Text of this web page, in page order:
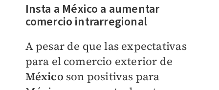
Insta a México a aumentar
comercio intrarregional
A pesar de que las expectativas
para el comercio exterior de
México son positivas para